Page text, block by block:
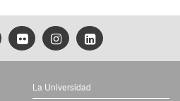
La Universidad